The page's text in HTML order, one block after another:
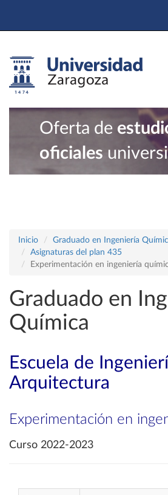
Oferta de
oficiales
Inicio
Graduado en Ingeniería
Asignaturas del plan 435
Experimentación en ingeniería
Graduado en
Química
Escuela de
Arquitectura
Experimentación en
Curso 2022-2023